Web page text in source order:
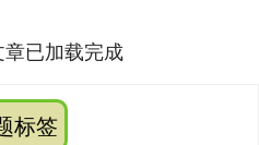
已加载完成
标签